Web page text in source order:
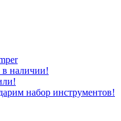
наличии!
набор инструментов!